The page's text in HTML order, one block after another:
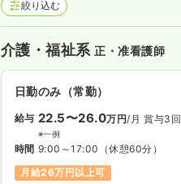
絞り込む
介護・福祉系正・准看護師
日勤のみ（常勤）
給与 22.5〜26.0万円/月 賞与3回
※一例
時間 9:00～17:00 （休憩60分）
月給26万円以上可